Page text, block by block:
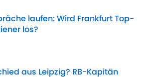
laufen: Wird Frankfurt Top-
los?
by on Invalid Date
aus Leipzig? RB-Kapitän